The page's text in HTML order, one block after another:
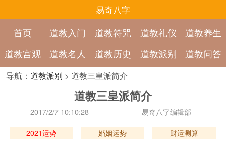
易奇八字
首页 道教入门 道教符咒 道教礼仪
道教养生
道教宫观
道教名人 道教历史 道教派别 道教问答
导航： 道教派别 > 道教三皇派简介
道教三皇派简介
2017/2/7 10:10:28 易奇八字编辑部
2021运势 婚姻运势 财运测算